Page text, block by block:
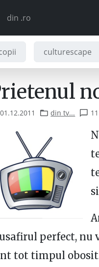
din .ro
culturescape
01.12.2011 din tv...
perfect, nu
tot timpul